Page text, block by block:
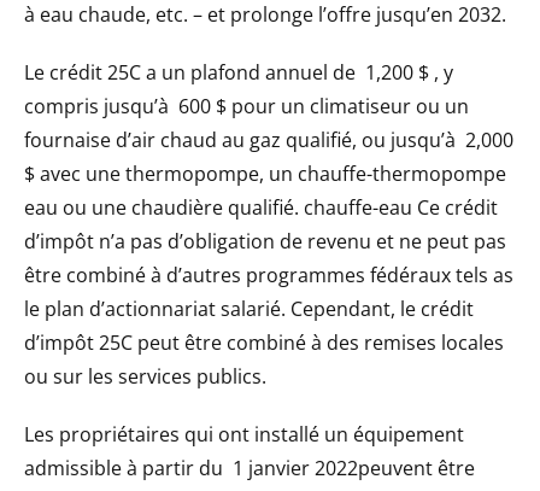
à eau chaude, etc. – et prolonge l’offre jusqu’en 2032.
Le crédit 25C a un plafond annuel de 1,200 $ , y
compris jusqu’à 600 $ pour un climatiseur ou un
fournaise d’air chaud au gaz qualifié, ou jusqu’à 2,000
$avec une thermopompe, un chauffe-thermopompe
eau ou une chaudière qualifié. chauffe-eau Ce crédit
d’impôt n’a pas d’obligation de revenu et ne peut pas
être combiné à d’autres programmes fédéraux tels as
le plan d’actionnariat salarié. Cependant, le crédit
d’impôt 25C peut être combiné à des remises locales
ou sur les services publics.
Les propriétaires qui ont installé un équipement
admissible à partir du 1 janvier 2022peuvent être